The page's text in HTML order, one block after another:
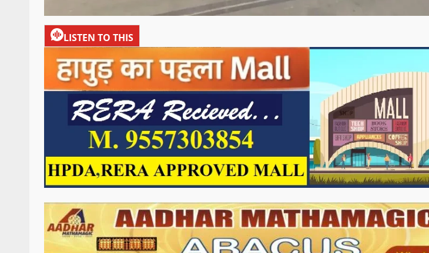
LISTEN TO THIS